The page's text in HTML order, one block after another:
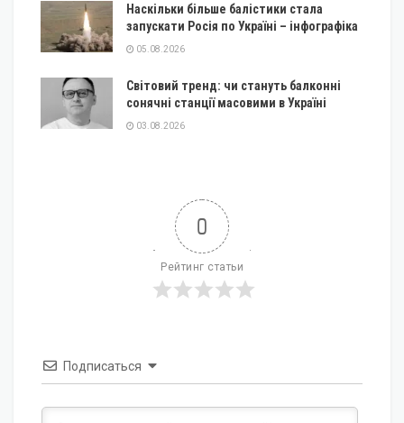
Наскільки більше балістики стала
запускати Росія по Україні – інфографіка
05.08.2026
Світовий тренд: чи стануть балконні
сонячні станції масовими в Україні
03.08.2026
0
Рейтинг статьи
Подписаться